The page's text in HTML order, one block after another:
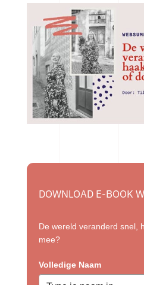
DOWNLOAD E-BOOK
De wereld veranderd snel,
mee?
Volledige Naam